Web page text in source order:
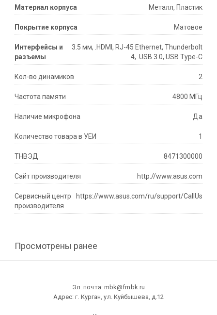
Материал корпуса Металл, Пластик
Покрытие корпуса Матовое
Интерфейсы и
разъемы
3.5 мм, .HDMI, RJ-45 Ethernet, Thunderbolt
4, .USB 3.0, USB Type-C
Кол-во динамиков 2
Частота памяти 4800 МГц
Наличие микрофона Да
Количество товара в УЕИ 1
ТНВЭД 8471300000
Сайт производителя http://www.asus.com
Сервисный центр
производителя
https://www.asus.com/ru/support/CallUs
Просмотрены ранее
Эл. почта: mbk@fmbk.ru
Адрес: г. Курган, ул. Куйбышева, д.12